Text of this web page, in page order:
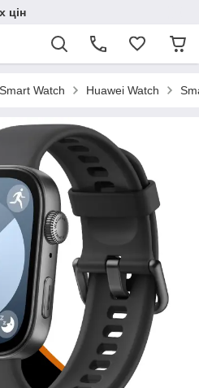
цін
Smart Watch Huawei Watch